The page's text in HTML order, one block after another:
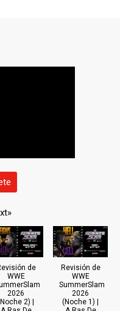
»
de
WWE
2026
2) |
Revisión de
WWE
SummerSlam
2026
(Noche 1) |